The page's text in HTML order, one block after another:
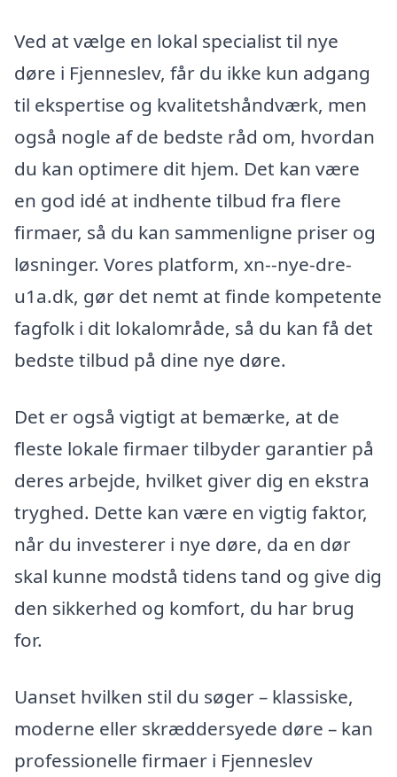
Ved at vælge en lokal specialist til nye
døre i Fjenneslev, får du ikke kun adgang
til ekspertise og kvalitetshåndværk, men
også nogle af de bedste råd om, hvordan
du kan optimere dit hjem. Det kan være
en god idé at indhente tilbud fra flere
firmaer, så du kan sammenligne priser og
løsninger. Vores platform, xn--nye-dre-
u1a.dk, gør det nemt at finde kompetente
fagfolk i dit lokalområde, så du kan få det
bedste tilbud på dine nye døre.
Det er også vigtigt at bemærke, at de
fleste lokale firmaer tilbyder garantier på
deres arbejde, hvilket giver dig en ekstra
tryghed. Dette kan være en vigtig faktor,
når du investerer i nye døre, da en dør
skal kunne modstå tidens tand og give dig
den sikkerhed og komfort, du har brug
for.
Uanset hvilken stil du søger – klassiske,
moderne eller skræddersyede døre – kan
professionelle firmaer i Fjenneslev